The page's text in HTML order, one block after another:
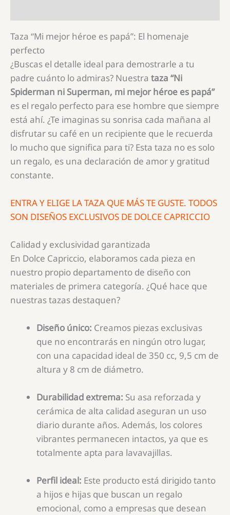
Taza “Mi mejor héroe es papá”: El homenaje
perfecto
¿Buscas el detalle ideal para demostrarle a tu
padre cuánto lo admiras? Nuestra taza “Ni
Spiderman ni Superman, mi mejor héroe es papá”
es el regalo perfecto para ese hombre que siempre
está ahí. ¿Te imaginas su sonrisa cada mañana al
disfrutar su café en un recipiente que le recuerda
lo mucho que significa para ti? Esta taza no es solo
un regalo, es una declaración de amor y gratitud
constante.
ENTRA Y ELIGE LA TAZA QUE MÁS TE GUSTE. TODOS
SON DISEÑOS EXCLUSIVOS DE DOLCE CAPRICCIO
Calidad y exclusividad garantizada
En Dolce Capriccio, elaboramos cada pieza en
nuestro propio departamento de diseño con
materiales de primera categoría. ¿Qué hace que
nuestras tazas destaquen?
Diseño único: Creamos piezas exclusivas
que no encontrarás en ningún otro lugar,
con una capacidad ideal de 350 cc, 9,5 cm de
altura y 8 cm de diámetro.
Durabilidad extrema: Su asa reforzada y
cerámica de alta calidad aseguran un uso
diario durante años. Además, los colores
vibrantes permanecen intactos, ya que es
totalmente apta para lavavajillas.
Perfil ideal: Este producto está dirigido tanto
a hijos e hijas que buscan un regalo
emocional, como a empresas que desean